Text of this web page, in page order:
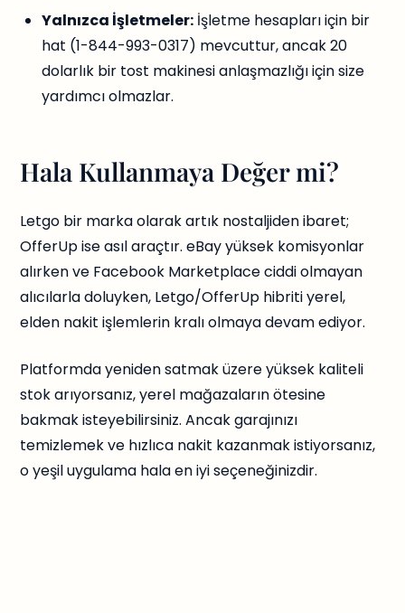
Yalnızca İşletmeler: İşletme hesapları için bir
hat (1-844-993-0317) mevcuttur, ancak 20
dolarlık bir tost makinesi anlaşmazlığı için size
yardımcı olmazlar.
Hala Kullanmaya Değer mi?
Letgo bir marka olarak artık nostaljiden ibaret;
OfferUp ise asıl araçtır. eBay yüksek komisyonlar
alırken ve Facebook Marketplace ciddi olmayan
alıcılarla doluyken, Letgo/OfferUp hibriti yerel,
elden nakit işlemlerin kralı olmaya devam ediyor.
Platformda yeniden satmak üzere yüksek kaliteli
stok arıyorsanız, yerel mağazaların ötesine
bakmak isteyebilirsiniz. Ancak garajınızı
temizlemek ve hızlıca nakit kazanmak istiyorsanız,
o yeşil uygulama hala en iyi seçeneğinizdir.